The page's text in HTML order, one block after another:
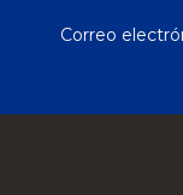
Correo